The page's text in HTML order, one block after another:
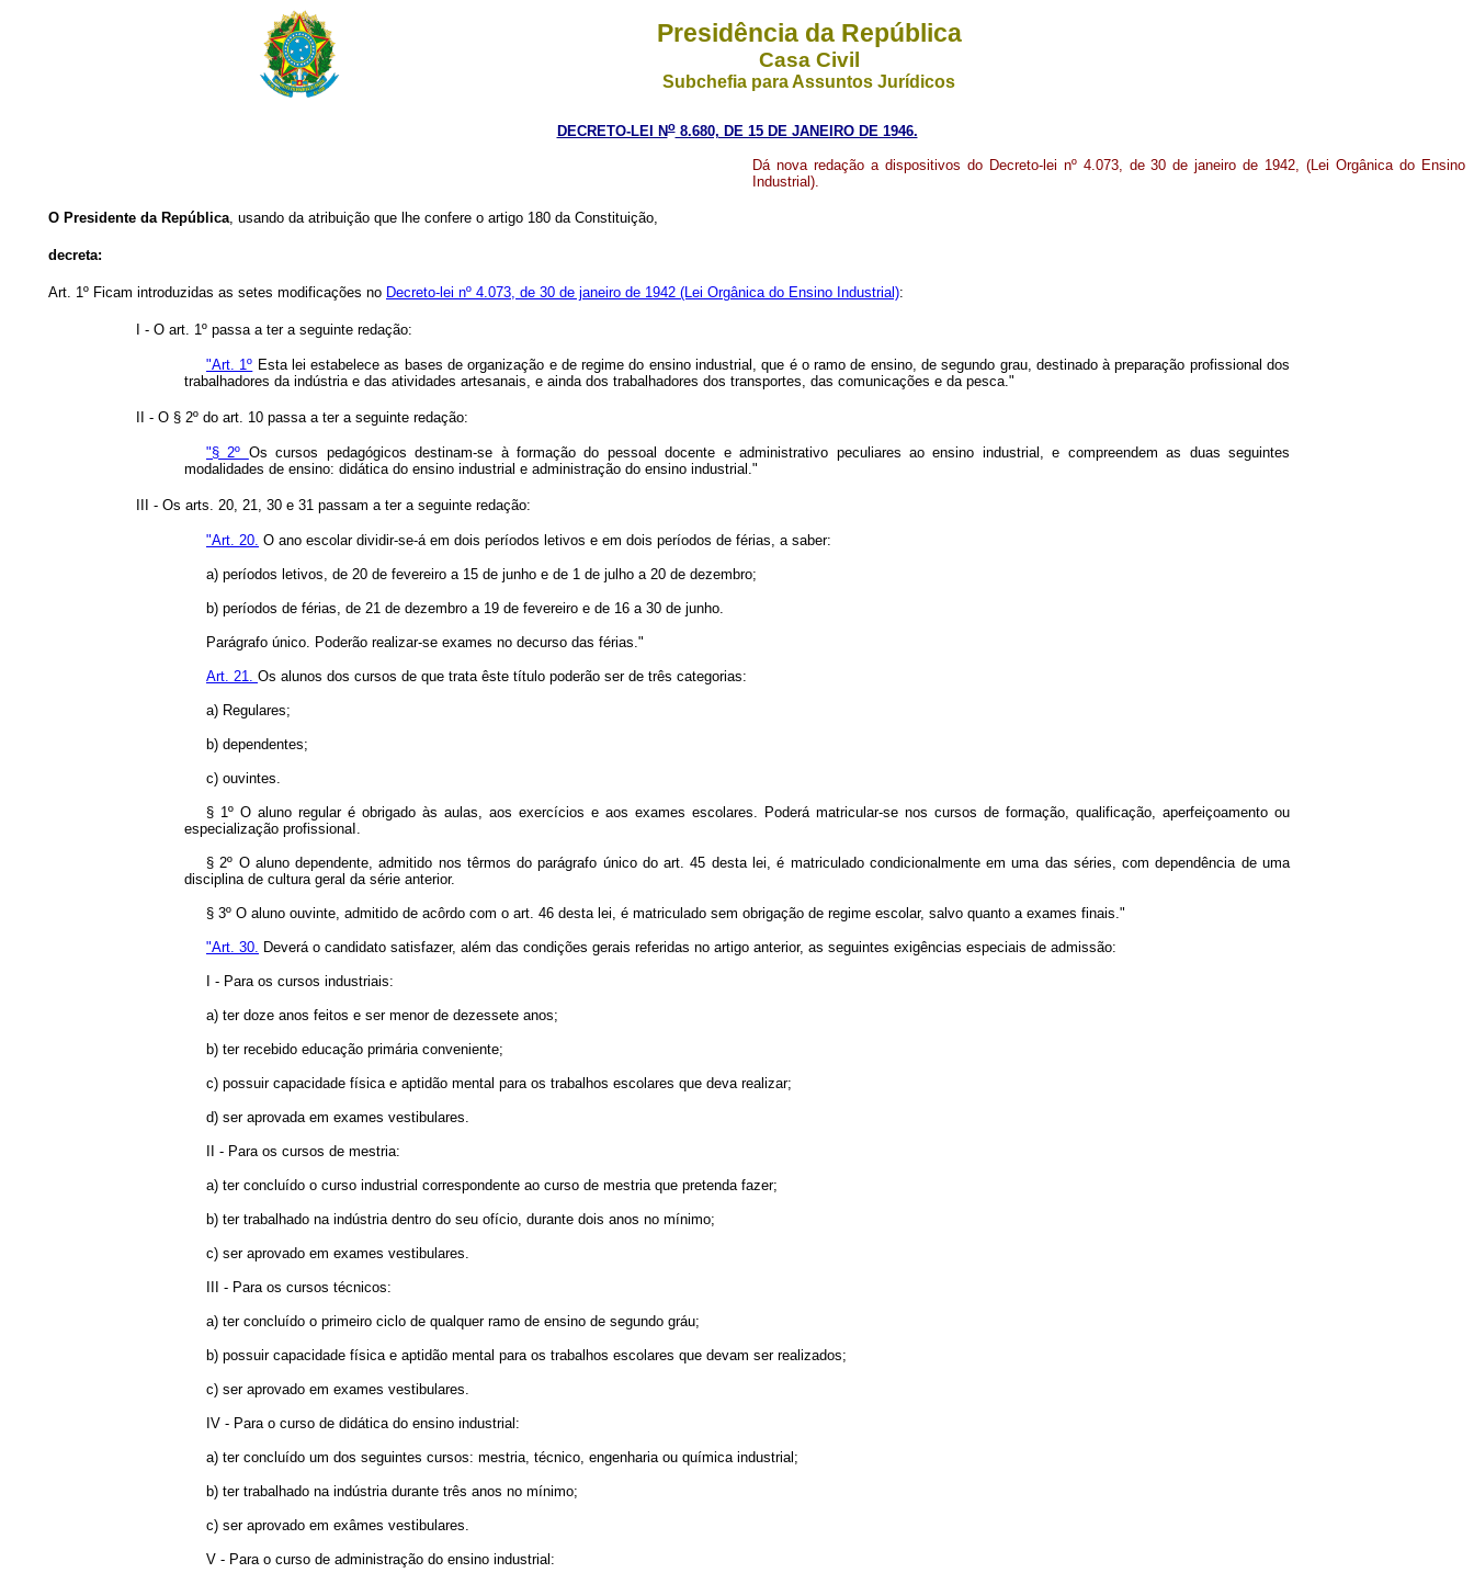
Presidência da República
Casa Civil
Subchefia para Assuntos Jurídicos
DECRETO-LEI No8.680, DE 15 DE JANEIRO DE 1946.
Dá nova redação a dispositivos do Decreto-lei nº 4.073, de 30 de janeiro de 1942, (Lei Orgânica do Ensino
Industrial).
O Presidente da República, usando da atribuição que lhe confere o artigo 180 da Constituição,
decreta:
Art. 1º Ficam introduzidas as setes modificações no Decreto-lei nº 4.073, de 30 de janeiro de 1942 (Lei Orgânica do Ensino Industrial):
I - O art. 1º passa a ter a seguinte redação:
"Art. 1º Esta lei estabelece as bases de organização e de regime do ensino industrial, que é o ramo de ensino, de segundo grau, destinado à preparação profissional dos
trabalhadores da indústria e das atividades artesanais, e ainda dos trabalhadores dos transportes, das comunicações e da pesca."
II - O § 2º do art. 10 passa a ter a seguinte redação:
"§ 2º Os cursos pedagógicos destinam-se à formação do pessoal docente e administrativo peculiares ao ensino industrial, e compreendem as duas seguintes
modalidades de ensino: didática do ensino industrial e administração do ensino industrial."
III - Os arts. 20, 21, 30 e 31 passam a ter a seguinte redação:
"Art. 20. O ano escolar dividir-se-á em dois períodos letivos e em dois períodos de férias, a saber:
a) períodos letivos, de 20 de fevereiro a 15 de junho e de 1 de julho a 20 de dezembro;
b) períodos de férias, de 21 de dezembro a 19 de fevereiro e de 16 a 30 de junho.
Parágrafo único. Poderão realizar-se exames no decurso das férias."
Art. 21. Os alunos dos cursos de que trata êste título poderão ser de três categorias:
a) Regulares;
b) dependentes;
c) ouvintes.
§ 1º O aluno regular é obrigado às aulas, aos exercícios e aos exames escolares. Poderá matricular-se nos cursos de formação, qualificação, aperfeiçoamento ou
especialização profissionaI.
§ 2º O aluno dependente, admitido nos têrmos do parágrafo único do art. 45 desta lei, é matriculado condicionalmente em uma das séries, com dependência de uma
disciplina de cultura geral da série anterior.
§ 3º O aluno ouvinte, admitido de acôrdo com o art. 46 desta lei, é matriculado sem obrigação de regime escolar, salvo quanto a exames finais."
"Art. 30. Deverá o candidato satisfazer, além das condições gerais referidas no artigo anterior, as seguintes exigências especiais de admissão:
I - Para os cursos industriais:
a) ter doze anos feitos e ser menor de dezessete anos;
b) ter recebido educação primária conveniente;
c) possuir capacidade física e aptidão mental para os trabalhos escolares que deva realizar;
d) ser aprovada em exames vestibulares.
II - Para os cursos de mestria:
a) ter concluído o curso industrial correspondente ao curso de mestria que pretenda fazer;
b) ter trabalhado na indústria dentro do seu ofício, durante dois anos no mínimo;
c) ser aprovado em exames vestibulares.
III - Para os cursos técnicos:
a) ter concluído o primeiro ciclo de qualquer ramo de ensino de segundo gráu;
b) possuir capacidade física e aptidão mental para os trabalhos escolares que devam ser realizados;
c) ser aprovado em exames vestibulares.
IV - Para o curso de didática do ensino industrial:
a) ter concluído um dos seguintes cursos: mestria, técnico, engenharia ou química industrial;
b) ter trabalhado na indústria durante três anos no mínimo;
c) ser aprovado em exâmes vestibulares.
V - Para o curso de administração do ensino industrial: